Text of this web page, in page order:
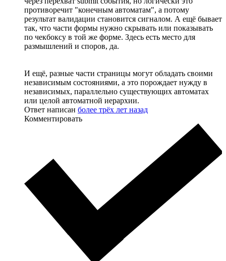
противоречит "конечным автоматам", а потому
результат валидации становится сигналом. А ещё бывает
так, что части формы нужно скрывать или показывать
по чекбоксу в той же форме. Здесь есть место для
размышлений и споров, да.
И ещё, разные части страницы могут обладать своими
независимым состояниями, а это порождает нужду в
независимых, параллельно существующих автоматах
или целой автоматной иерархии.
Ответ написан более трёх лет назад
Комментировать